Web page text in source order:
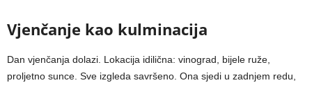
Vjenčanje kao kulminacija
Dan vjenčanja dolazi. Lokacija idilična: vinograd, bijele ruže,
proljetno sunce. Sve izgleda savršeno. Ona sjedi u zadnjem redu,